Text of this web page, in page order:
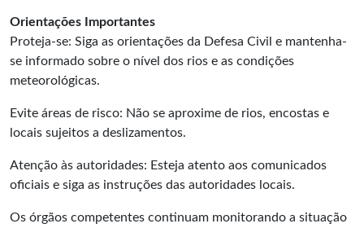
Orientações Importantes
Proteja-se: Siga as orientações da Defesa Civil e mantenha-
se informado sobre o nível dos rios e as condições
meteorológicas.
Evite áreas de risco: Não se aproxime de rios, encostas e
locais sujeitos a deslizamentos.
Atenção às autoridades: Esteja atento aos comunicados
oficiais e siga as instruções das autoridades locais.
Os órgãos competentes continuam monitorando a situação